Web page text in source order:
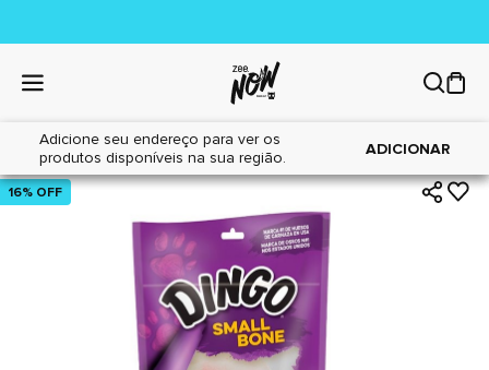
Adicione seu endereço para ver os
produtos disponíveis na sua região.
ADICIONAR
Home|Cães|Petiscos
16% OFF